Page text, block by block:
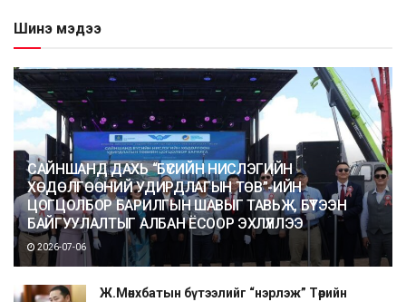
Шинэ мэдээ
САЙНШАНД ДАХЬ “БҮСИЙН НИСЛЭГИЙН
ХӨДӨЛГӨӨНИЙ УДИРДЛАГЫН ТӨВ”-ИЙН
ЦОГЦОЛБОР БАРИЛГЫН ШАВЫГ ТАВЬЖ, БҮТЭЭН
БАЙГУУЛАЛТЫГ АЛБАН ЁСООР ЭХЛҮҮЛЛЭЭ
2026-07-06
Ж.Мөнхбатын бүтээлийг “нэрлэж” Төрийн